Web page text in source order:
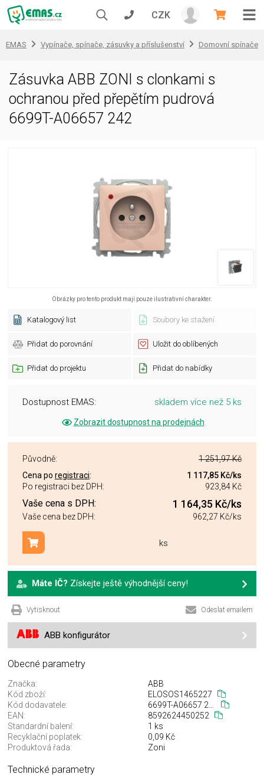
CZK
EMAS Vypínače, spínače, zásuvky a příslušenství Domovní spínače
Zásuvka ABB ZONI s clonkami s
ochranou před přepětím pudrová
6699T-A06657 242
Obrázky pro tento produkt mají pouze ilustrativní charakter.
Katalogový list Soubory ke stažení
Přidat do porovnání Uložit do oblíbených
Přidat do projektu Přidat do nabídky
Dostupnost EMAS: skladem více než 5 ks
Zobrazit dostupnost na prodejnách
Původně:
1 251,97 Kč
Cena po registraci: 1 117,85 Kč/ks
Po registraci bez DPH:
923,84 Kč
Vaše cena s DPH: 1 164,35 Kč/ks
Vaše cena bez DPH: 962,27 Kč/ks
ks
Přidat do košíku
Máte IČ? Získejte ještě výhodnější ceny!
Vytisknout Odeslat emailem
ABB konfigurátor
Obecné parametry
Značka:
ABB
Kód zboží:
ELOSOS1465227
Kód dodavatele:
6699T-A06657 242
EAN:
8592624450252
Standardní balení:
1 ks
Recyklační poplatek:
0,09 Kč
Produktová řada:
Zoni
Technické parametry